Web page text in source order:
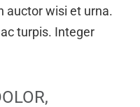
auctor wisi et urna.
turpis. Integer